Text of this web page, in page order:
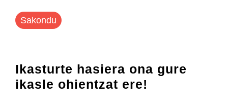
Sakondu
Ikasturte hasiera ona gure
ikasle ohientzat ere!